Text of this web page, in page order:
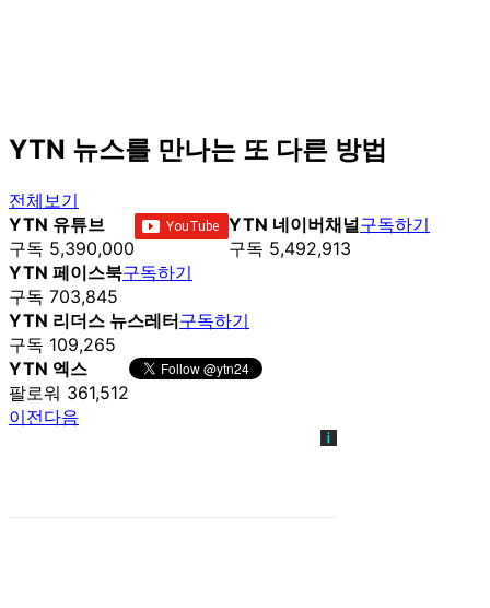
YTN 뉴스를 만나는 또 다른 방법
전체보기
YTN 유튜브
구독 5,390,000
YTN 네이버채널
구독 5,492,913
구독하기
YTN 페이스북
구독 703,845
구독하기
YTN 리더스 뉴스레터
구독 109,265
구독하기
YTN 엑스
팔로워 361,512
이전다음